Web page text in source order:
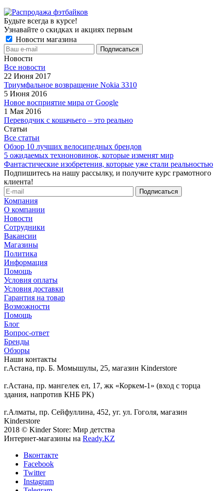
Будьте всегда в курсе!
Узнавайте о скидках и акциях первым
Новости магазина
Новости
Все новости
22 Июня 2017
Триумфальное возвращение Nokia 3310
5 Июня 2016
Новое восприятие мира от Google
1 Мая 2016
Переводчик с кошачьего – это реально
Статьи
Все статьи
Обзор 10 лучших велосипедных брендов
5 ожидаемых техноновинок, которые изменят мир
Фантастические изобретения, которые уже стали реальностью
Подпишитесь на нашу рассылку, и получите курс грамотного
клиента!
Компания
О компании
Новости
Сотрудники
Вакансии
Магазины
Политика
Информация
Помощь
Условия оплаты
Условия доставки
Гарантия на товар
Возможности
Помощь
Блог
Вопрос-ответ
Бренды
Обзоры
Наши контакты
г.Астана, пр. Б. Момышулы, 25, магазин Kinderstore
г.Астана, пр. мангелек ел, 17, жк «Коркем-1» (вход с торца
здания, напротив КНБ РК)
г.Алматы, пр. Сейфуллина, 452, уг. ул. Гоголя, магазин
Kinderstore
2018 © Kinder Store: Мир детства
Интернет-магазины на Ready.KZ
Вконтакте
Facebook
Twitter
Instagram